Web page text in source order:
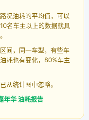
况油耗的平均值，可以
名车主以上的数据就具
间，同一车型，有些车
耗也有变化，80%车主
从统计图中忽略。
年华 油耗报告